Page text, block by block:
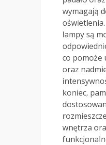
wymagają
lampy są
co pomoże
oraz
koniec,
wnętrza